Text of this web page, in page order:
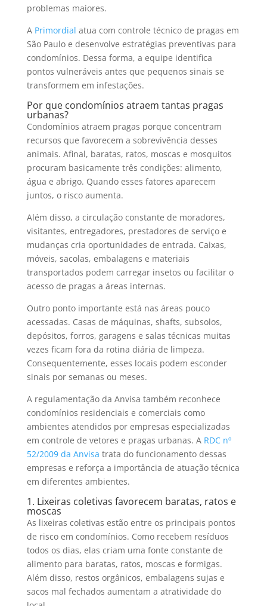
problemas maiores.
A Primordial atua com controle técnico de pragas em
São Paulo e desenvolve estratégias preventivas para
condomínios. Dessa forma, a equipe identifica
pontos vulneráveis antes que pequenos sinais se
transformem em infestações.
Por que condomínios atraem tantas pragas
urbanas?
Condomínios atraem pragas porque concentram
recursos que favorecem a sobrevivência desses
animais. Afinal, baratas, ratos, moscas e mosquitos
procuram basicamente três condições: alimento,
água e abrigo. Quando esses fatores aparecem
juntos, o risco aumenta.
Além disso, a circulação constante de moradores,
visitantes, entregadores, prestadores de serviço e
mudanças cria oportunidades de entrada. Caixas,
móveis, sacolas, embalagens e materiais
transportados podem carregar insetos ou facilitar o
acesso de pragas a áreas internas.
Outro ponto importante está nas áreas pouco
acessadas. Casas de máquinas, shafts, subsolos,
depósitos, forros, garagens e salas técnicas muitas
vezes ficam fora da rotina diária de limpeza.
Consequentemente, esses locais podem esconder
sinais por semanas ou meses.
A regulamentação da Anvisa também reconhece
condomínios residenciais e comerciais como
ambientes atendidos por empresas especializadas
em controle de vetores e pragas urbanas. A RDC nº
52/2009 da Anvisa trata do funcionamento dessas
empresas e reforça a importância de atuação técnica
em diferentes ambientes.
1. Lixeiras coletivas favorecem baratas, ratos e
moscas
As lixeiras coletivas estão entre os principais pontos
de risco em condomínios. Como recebem resíduos
todos os dias, elas criam uma fonte constante de
alimento para baratas, ratos, moscas e formigas.
Além disso, restos orgânicos, embalagens sujas e
sacos mal fechados aumentam a atratividade do